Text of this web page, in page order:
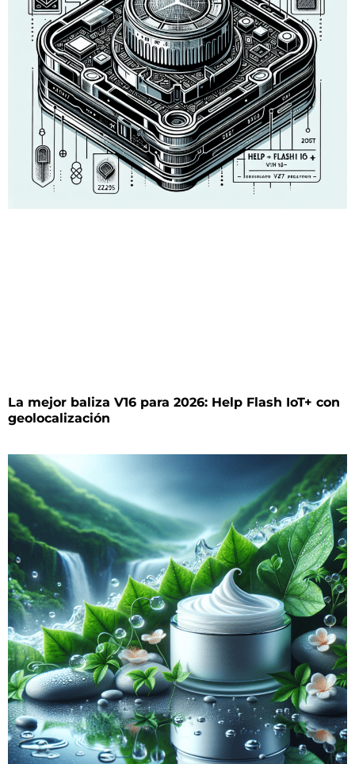
La mejor baliza V16 para 2026: Help Flash IoT+ con
geolocalización